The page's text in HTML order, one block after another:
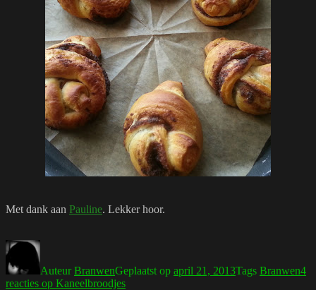
Met dank aan Pauline. Lekker hoor.
AuteurBranwenGeplaatst op april 21, 2013Tags Branwen4
reacties op Kaneelbroodjes